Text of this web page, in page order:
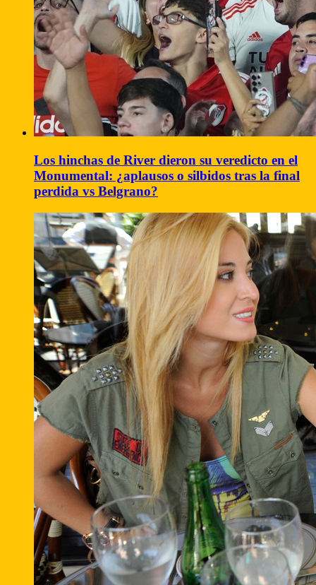
Los hinchas de River dieron su veredicto en el
Monumental: ¿aplausos o silbidos tras la final
perdida vs Belgrano?